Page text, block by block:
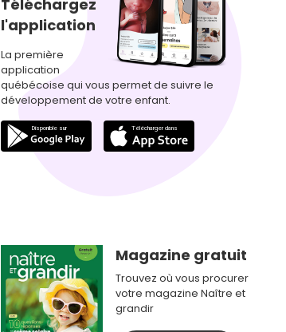
Téléchargez
l'application
La première
application
québécoise qui vous permet de suivre le
développement de votre enfant.
Magazine gratuit
Trouvez où vous procurer
votre magazine Naître et
grandir